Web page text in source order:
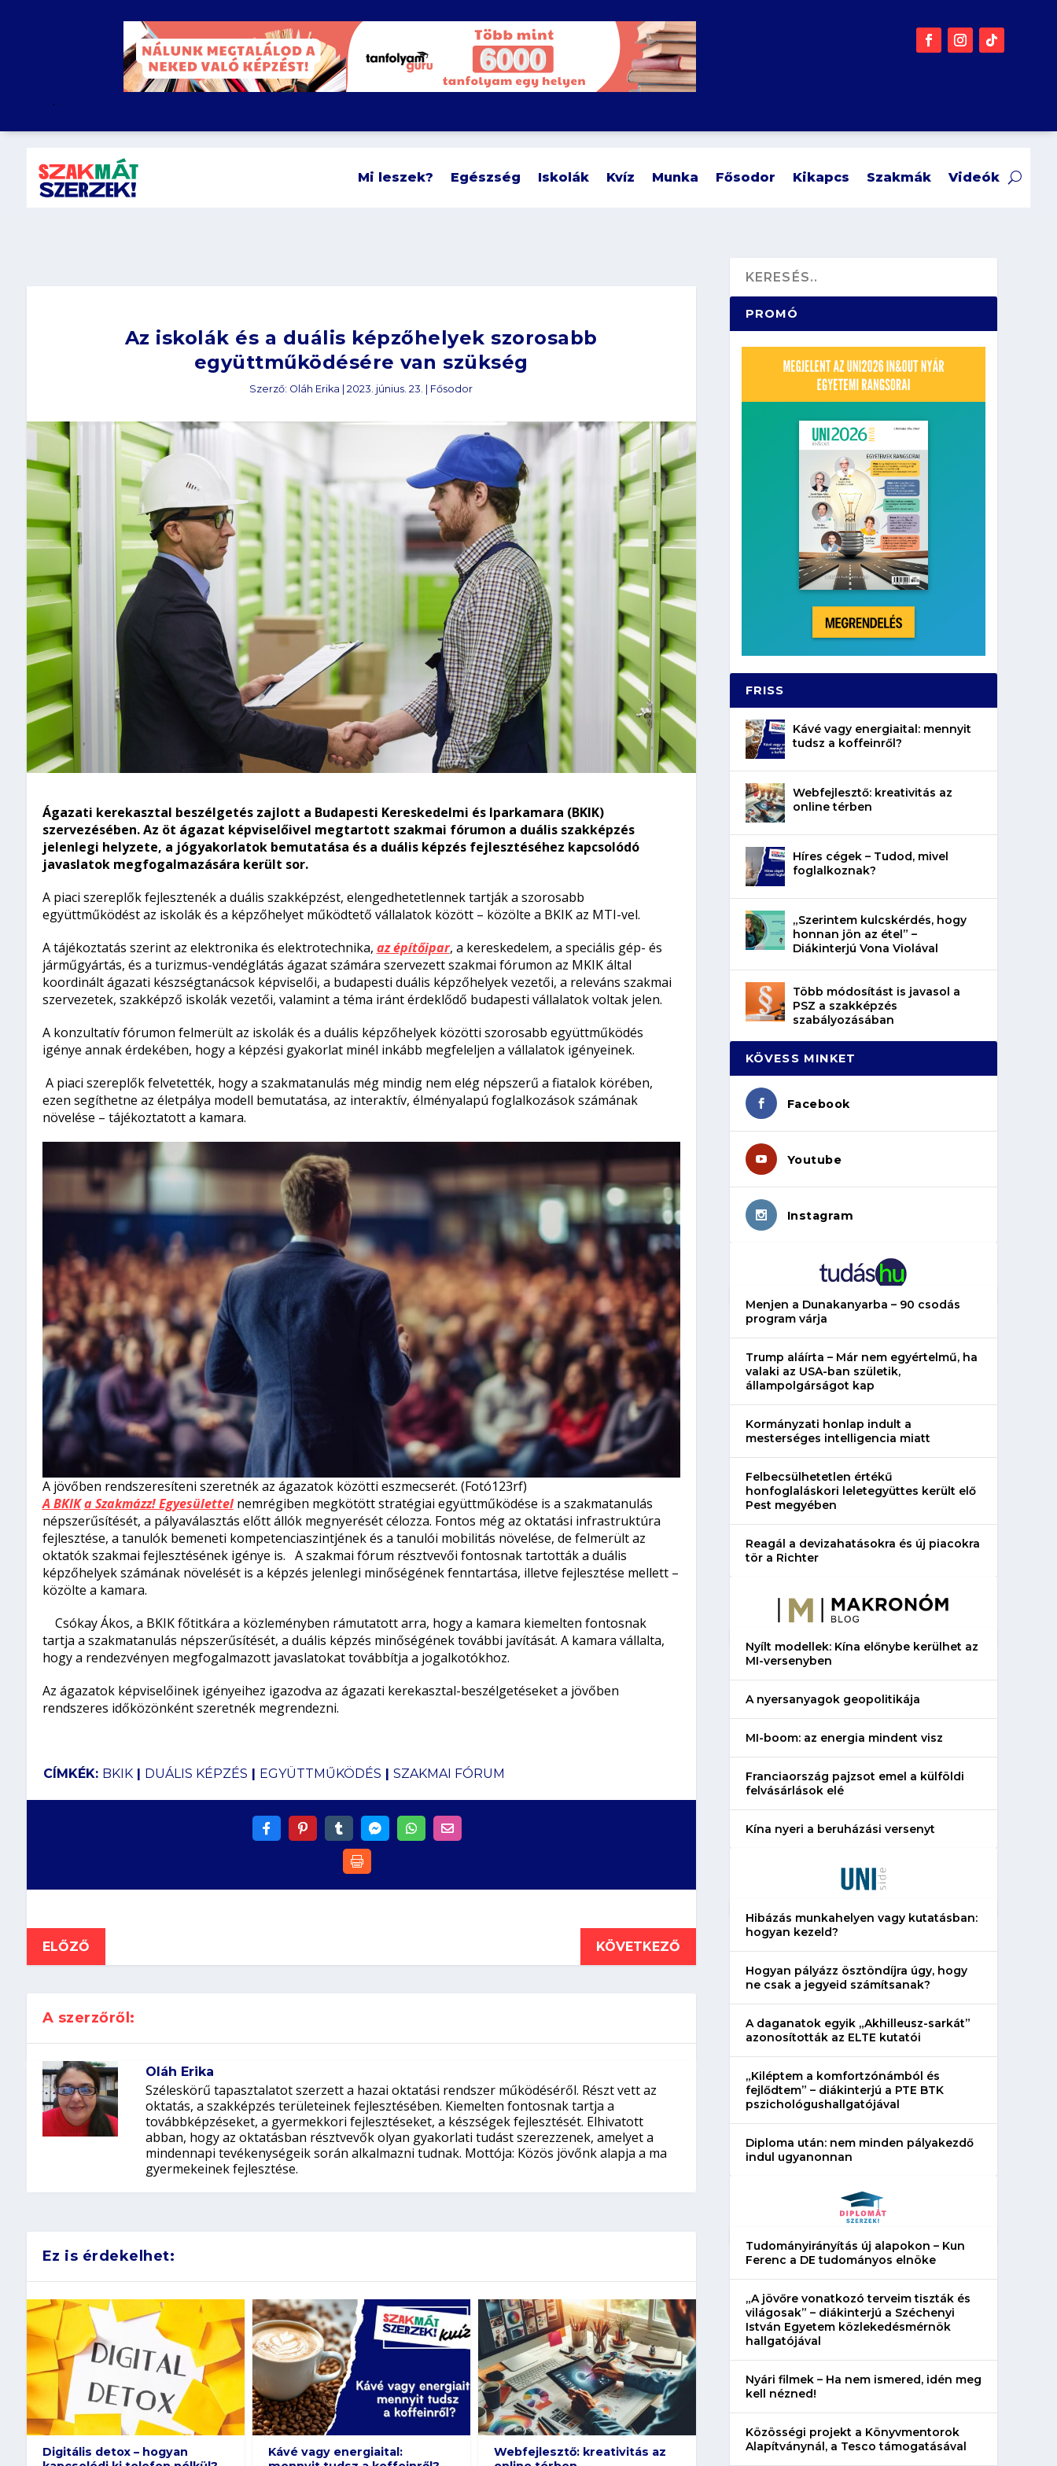
.
Mi leszek? Egészség Iskolák Kvíz Munka Fősodor Kikapcs Szakmák Videók
Az iskolák és a duális képzőhelyek szorosabb
együttműködésére van szükség
Szerző: Oláh Erika |2023. június. 23. Fősodor
Ágazati kerekasztal beszélgetés zajlott a Budapesti Kereskedelmi és Iparkamara (BKIK)
szervezésében. Az öt ágazat képviselőivel megtartott szakmai fórumon a duális szakképzés
jelenlegi helyzete, a jógyakorlatok bemutatása és a duális képzés fejlesztéséhez kapcsolódó
javaslatok megfogalmazására került sor.
A piaci szereplők fejlesztenék a duális szakképzést, elengedhetetlennek tartják a szorosabb
együttműködést az iskolák és a képzőhelyet működtető vállalatok között – közölte a BKIK az MTI-vel.
A tájékoztatás szerint az elektronika és elektrotechnika, az építőipar, a kereskedelem, a speciális gép- és
járműgyártás, és a turizmus-vendéglátás ágazat számára szervezett szakmai fórumon az MKIK által
koordinált ágazati készségtanácsok képviselői, a budapesti duális képzőhelyek vezetői, a releváns szakmai
szervezetek, szakképző iskolák vezetői, valamint a téma iránt érdeklődő budapesti vállalatok voltak jelen.
A konzultatív fórumon felmerült az iskolák és a duális képzőhelyek közötti szorosabb együttműködés
igénye annak érdekében, hogy a képzési gyakorlat minél inkább megfeleljen a vállalatok igényeinek.
A piaci szereplők felvetették, hogy a szakmatanulás még mindig nem elég népszerű a fiatalok körében,
ezen segíthetne az életpálya modell bemutatása, az interaktív, élményalapú foglalkozások számának
növelése – tájékoztatott a kamara.
A jövőben rendszeresíteni szeretnék az ágazatok közötti eszmecserét. (Fotó123rf)
A BKIK a Szakmázz! Egyesülettelnemrégiben megkötött stratégiai együttműködése is a szakmatanulás
népszerűsítését, a pályaválasztás előtt állók megnyerését célozza. Fontos még az oktatási infrastruktúra
fejlesztése, a tanulók bemeneti kompetenciaszintjének és a tanulói mobilitás növelése, de felmerült az
oktatók szakmai fejlesztésének igénye is. A szakmai fórum résztvevői fontosnak tartották a duális
képzőhelyek számának növelését is a képzés jelenlegi minőségének fenntartása, illetve fejlesztése mellett –
közölte a kamara.
Csókay Ákos, a BKIK főtitkára a közleményben rámutatott arra, hogy a kamara kiemelten fontosnak
tartja a szakmatanulás népszerűsítését, a duális képzés minőségének további javítását. A kamara vállalta,
hogy a rendezvényen megfogalmazott javaslatokat továbbítja a jogalkotókhoz.
Az ágazatok képviselőinek igényeihez igazodva az ágazati kerekasztal-beszélgetéseket a jövőben
rendszeres időközönként szeretnék megrendezni.
CÍMKÉK: BKIK| DUÁLIS KÉPZÉS | EGYÜTTMŰKÖDÉS | SZAKMAI FÓRUM
ELŐZŐ KÖVETKEZŐ
A szerzőről:
Oláh Erika
Széleskörű tapasztalatot szerzett a hazai oktatási rendszer működéséről. Részt vett az
oktatás, a szakképzés területeinek fejlesztésében. Kiemelten fontosnak tartja a
továbbképzéseket, a gyermekkori fejlesztéseket, a készségek fejlesztését. Elhivatott
abban, hogy az oktatásban résztvevők olyan gyakorlati tudást szerezzenek, amelyet a
mindennapi tevékenységeik során alkalmazni tudnak. Mottója: Közös jövőnk alapja a ma
gyermekeinek fejlesztése.
Ez is érdekelhet:
Kávé vagy energiaital:
Webfejlesztő: kreativitás az
Híres cégek – Tudod, mivel
„Szerintem kulcskérdés,
Több módosítást
PROMÓ
FRISS
Kávé vagy energiaital: mennyit
tudsz a koffeinről?
Webfejlesztő: kreativitás az
online térben
Híres cégek – Tudod, mivel
foglalkoznak?
„Szerintem kulcskérdés, hogy
honnan jön az étel” –
Diákinterjú Vona Violával
Több módosítást is javasol a
PSZ a szakképzés
szabályozásában
KÖVESS MINKET
Facebook
Youtube
Instagram
Menjen a Dunakanyarba – 90 csodás
program várja
Trump aláírta – Már nem egyértelmű, ha
valaki az USA-ban születik,
állampolgárságot kap
Kormányzati honlap indult a
mesterséges intelligencia miatt
Felbecsülhetetlen értékű
honfoglaláskori leletegyüttes került elő
Pest megyében
Reagál a devizahatásokra és új piacokra
tör a Richter
Nyílt modellek: Kína előnybe kerülhet az
MI-versenyben
A nyersanyagok geopolitikája
MI-boom: az energia mindent visz
Franciaország pajzsot emel a külföldi
felvásárlások elé
Kína nyeri a beruházási versenyt
Hibázás munkahelyen vagy kutatásban:
hogyan kezeld?
Hogyan pályázz ösztöndíjra úgy, hogy
ne csak a jegyeid számítsanak?
A daganatok egyik „Akhilleusz-sarkát”
azonosították az ELTE kutatói
„Kiléptem a komfortzónámból és
fejlődtem” – diákinterjú a PTE BTK
pszichológushallgatójával
Diploma után: nem minden pályakezdő
indul ugyanonnan
Tudományirányítás új alapokon – Kun
Ferenc a DE tudományos elnöke
„A jövőre vonatkozó terveim tiszták és
világosak” – diákinterjú a Széchenyi
István Egyetem közlekedésmérnök
hallgatójával
Nyári filmek – Ha nem ismered, idén meg
kell nézned!
Közösségi projekt a Könyvmentorok
Alapítványnál, a Tesco támogatásával